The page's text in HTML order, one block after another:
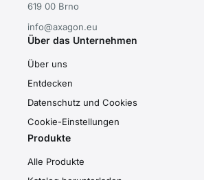
619 00 Brno
info@axagon.eu
Über das Unternehmen
Über uns
Entdecken
Datenschutz und Cookies
Cookie-Einstellungen
Produkte
Alle Produkte